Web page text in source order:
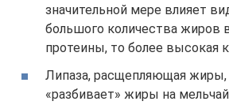
значительной мере влияет
большого количества жиров
протеины, то более высокая
Липаза, расщепляющая жиры,
«разбивает» жиры на